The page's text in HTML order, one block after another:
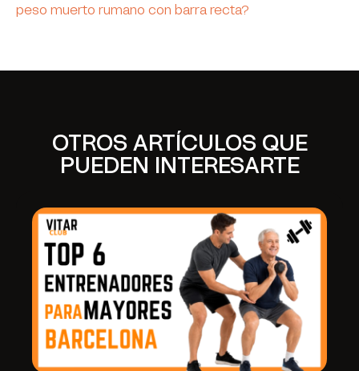
peso muerto rumano con barra recta?
OTROS ARTÍCULOS QUE
PUEDEN INTERESARTE